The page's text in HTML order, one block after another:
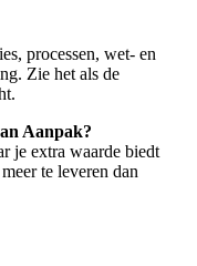
processen, wet- en
Zie het als de
Aanpak?
je extra waarde biedt
te leveren dan